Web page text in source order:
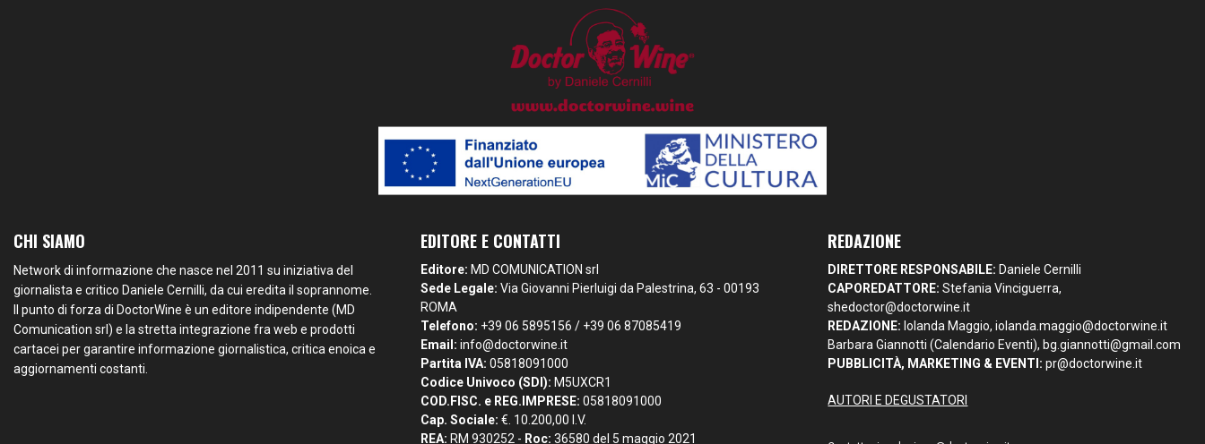
CHI SIAMO
Network di informazione che nasce nel 2011 su iniziativa del
giornalista e critico Daniele Cernilli, da cui eredita il soprannome.
Il punto di forza di DoctorWine è un editore indipendente (MD
Comunication srl) e la stretta integrazione fra web e prodotti
cartacei per garantire informazione giornalistica, critica enoica e
aggiornamenti costanti.
EDITORE E CONTATTI
Editore: MD COMUNICATION srl
Sede Legale: Via Giovanni Pierluigi da Palestrina, 63 - 00193
ROMA
Telefono: +39 06 5895156 / +39 06 87085419
Email: info@doctorwine.it
Partita IVA: 05818091000
Codice Univoco (SDI): M5UXCR1
COD.FISC. e REG.IMPRESE: 05818091000
Cap. Sociale: €. 10.200,00 I.V.
REA: RM 930252 - Roc: 36580 del 5 maggio 2021
REDAZIONE
DIRETTORE RESPONSABILE: Daniele Cernilli
CAPOREDATTORE: Stefania Vinciguerra,
shedoctor@doctorwine.it
REDAZIONE: Iolanda Maggio,iolanda.maggio@doctorwine.it
Barbara Giannotti (Calendario Eventi), bg.giannotti@gmail.com
PUBBLICITÀ, MARKETING & EVENTI: pr@doctorwine.it
AUTORI E DEGUSTATORI